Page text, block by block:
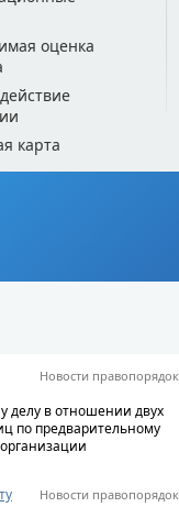
оценка
карта
Новости правопорядок
делу в отношении двух
по предварительному
Новости правопорядок